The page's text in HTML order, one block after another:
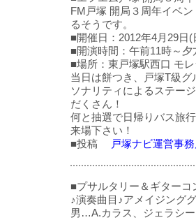
FM戸塚 開局３周年イベ
るそうです。
■開催日：2012年4月29日(
■開演時間：午前11時～夕
■場所：東戸塚駅西口 モ
当日は餅つき、戸塚T級
ソナリティによるステー
だくさん！
何と抽選で日帰りバス旅
来場下さい！
■投稿
戸塚ナビ運営事
■プサルタリー＆ギターコ
♪演奏曲目♪アメイジング
男…A.カラス、ジェラシ